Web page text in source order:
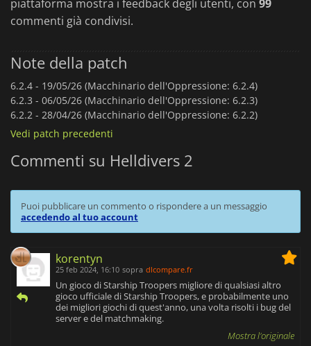
piattaforma mostra i feedback degli utenti, con 99
commenti già condivisi.
Note della patch
6.2.4 - 19/05/26 (Macchinario dell'Oppressione: 6.2.4)
6.2.3 - 06/05/26 (Macchinario dell'Oppressione: 6.2.3)
6.2.2 - 28/04/26 (Macchinario dell'Oppressione: 6.2.2)
Vedi patch precedenti
Commenti su Helldivers 2
Puoi pubblicare un commento o rispondere a un messaggio
accedendo al tuo account
korentyn
25 feb 2024, 16:10 sopra dlcompare.fr
Un gioco di Starship Troopers migliore di qualsiasi altro
gioco ufficiale di Starship Troopers, e probabilmente uno
dei migliori giochi di quest'anno, una volta risolti i bug del
server e del matchmaking.
Mostra l'originale